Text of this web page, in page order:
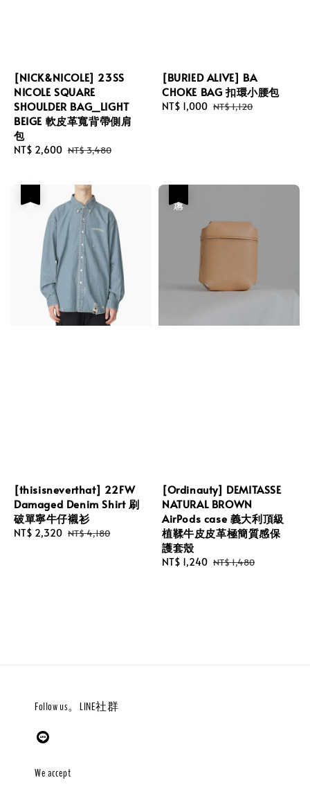
[NICK&NICOLE] 23SS
NICOLE SQUARE
SHOULDER BAG_LIGHT
BEIGE 軟皮革寬背帶側肩
包
Sale
NT$ 2,600 Regular
NT$ 3,480
[BURIED ALIVE] BA
CHOKE BAG 扣環小腰包
Sale
NT$ 1,000 Regular
NT$ 1,120
[thisisneverthat] 22FW
Damaged Denim Shirt 刷
破單寧牛仔襯衫
Sale
NT$ 2,320 Regular
NT$ 4,180
[Ordinauty] DEMITASSE
NATURAL BROWN
AirPods case 義大利頂級
植鞣牛皮皮革極簡質感保
護套殼
Sale
NT$ 1,240 Regular
NT$ 1,480
Follow us。LINE社群
We accept